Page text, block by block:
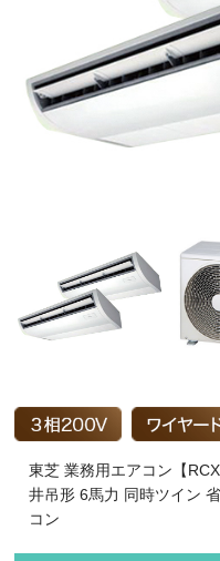
東芝 業務用エアコン【
井吊形 6馬力 同時ツイン
コン